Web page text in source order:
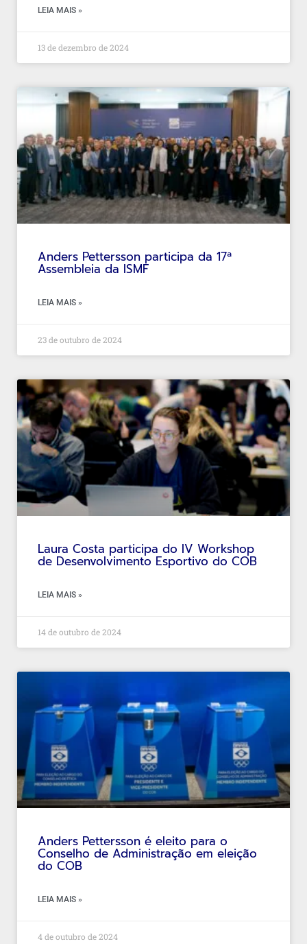
LEIA MAIS »
13 de dezembro de 2024
Anders Pettersson participa da 17ª
Assembleia da ISMF
LEIA MAIS »
23 de outubro de 2024
Laura Costa participa do IV Workshop
de Desenvolvimento Esportivo do COB
LEIA MAIS »
14 de outubro de 2024
Anders Pettersson é eleito para o
Conselho de Administração em eleição
do COB
LEIA MAIS »
4 de outubro de 2024